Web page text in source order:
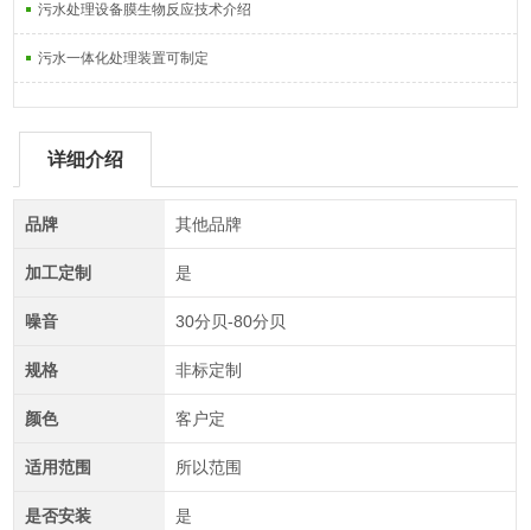
污水处理设备膜生物反应技术介绍
污水一体化处理装置可制定
详细介绍
品牌 其他品牌
加工定制 是
噪音 30分贝-80分贝
规格 非标定制
颜色 客户定
适用范围 所以范围
是否安装 是